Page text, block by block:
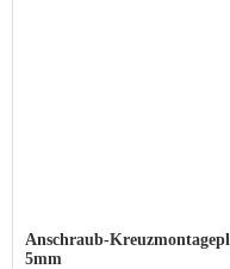
Anschraub-
5mm